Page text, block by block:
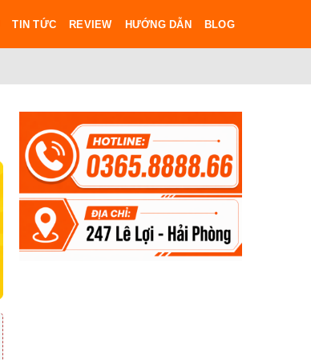
TIN TỨC REVIEW HƯỚNG DẪN BLOG